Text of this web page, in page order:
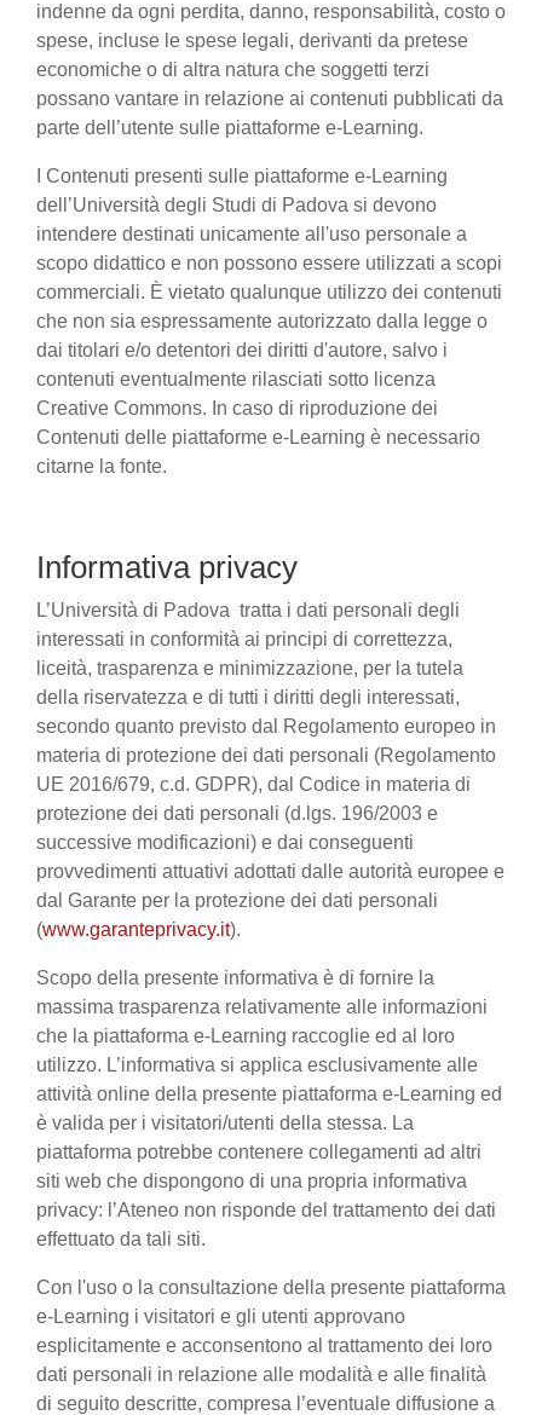
indenne da ogni perdita, danno, responsabilità, costo o
spese, incluse le spese legali, derivanti da pretese
economiche o di altra natura che soggetti terzi
possano vantare in relazione ai contenuti pubblicati da
parte dell’utente sulle piattaforme e-Learning.
I Contenuti presenti sulle piattaforme e-Learning
dell’Università degli Studi di Padova si devono
intendere destinati unicamente all'uso personale a
scopo didattico e non possono essere utilizzati a scopi
commerciali. È vietato qualunque utilizzo dei contenuti
che non sia espressamente autorizzato dalla legge o
dai titolari e/o detentori dei diritti d'autore, salvo i
contenuti eventualmente rilasciati sotto licenza
Creative Commons. In caso di riproduzione dei
Contenuti delle piattaforme e-Learning è necessario
citarne la fonte.
Informativa privacy
L’Università di Padova tratta i dati personali degli
interessati in conformità ai principi di correttezza,
liceità, trasparenza e minimizzazione, per la tutela
della riservatezza e di tutti i diritti degli interessati,
secondo quanto previsto dal Regolamento europeo in
materia di protezione dei dati personali (Regolamento
UE 2016/679, c.d. GDPR), dal Codice in materia di
protezione dei dati personali (d.lgs. 196/2003 e
successive modificazioni) e dai conseguenti
provvedimenti attuativi adottati dalle autorità europee e
dal Garante per la protezione dei dati personali
(www.garanteprivacy.it).
Scopo della presente informativa è di fornire la
massima trasparenza relativamente alle informazioni
che la piattaforma e-Learning raccoglie ed al loro
utilizzo. L’informativa si applica esclusivamente alle
attività online della presente piattaforma e-Learning ed
è valida per i visitatori/utenti della stessa. La
piattaforma potrebbe contenere collegamenti ad altri
siti web che dispongono di una propria informativa
privacy: l’Ateneo non risponde del trattamento dei dati
effettuato da tali siti.
Con l'uso o la consultazione della presente piattaforma
e-Learning i visitatori e gli utenti approvano
esplicitamente e acconsentono al trattamento dei loro
dati personali in relazione alle modalità e alle finalità
di seguito descritte, compresa l’eventuale diffusione a